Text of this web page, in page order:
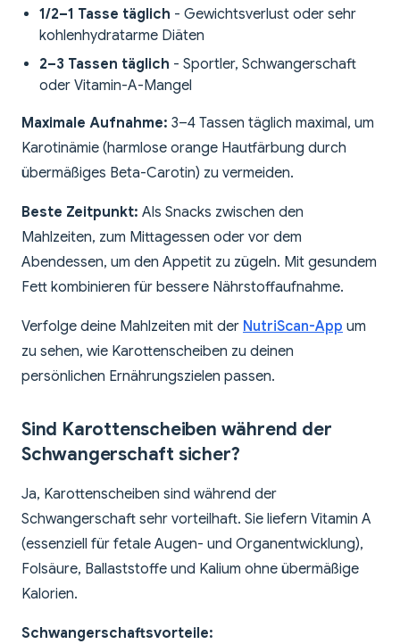
1/2–1 Tasse täglich - Gewichtsverlust oder sehr
kohlenhydratarme Diäten
2–3 Tassen täglich - Sportler, Schwangerschaft
oder Vitamin-A-Mangel
Maximale Aufnahme: 3–4 Tassen täglich maximal, um
Karotinämie (harmlose orange Hautfärbung durch
übermäßiges Beta-Carotin) zu vermeiden.
Beste Zeitpunkt: Als Snacks zwischen den
Mahlzeiten, zum Mittagessen oder vor dem
Abendessen, um den Appetit zu zügeln. Mit gesundem
Fett kombinieren für bessere Nährstoffaufnahme.
Verfolge deine Mahlzeiten mit der NutriScan-App um
zu sehen, wie Karottenscheiben zu deinen
persönlichen Ernährungszielen passen.
Sind Karottenscheiben während der
Schwangerschaft sicher?
Ja, Karottenscheiben sind während der
Schwangerschaft sehr vorteilhaft. Sie liefern Vitamin A
(essenziell für fetale Augen- und Organentwicklung),
Folsäure, Ballaststoffe und Kalium ohne übermäßige
Kalorien.
Schwangerschaftsvorteile: